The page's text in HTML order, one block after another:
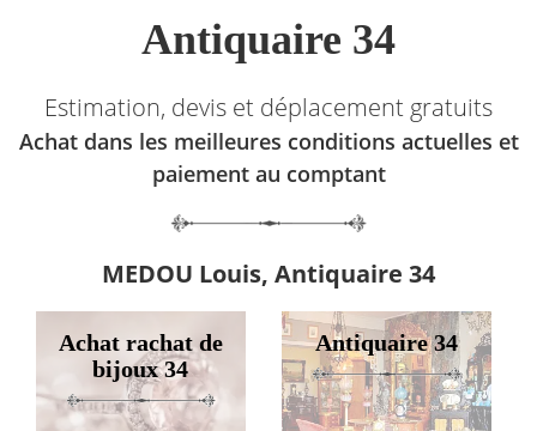
Antiquaire 34
Estimation, devis et déplacement gratuits
Achat dans les meilleures conditions actuelles et
paiement au comptant
MEDOU Louis, Antiquaire 34
Achat rachat de
bijoux 34
Antiquaire 34